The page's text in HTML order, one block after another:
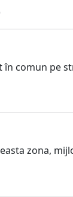
comun pe
zona,